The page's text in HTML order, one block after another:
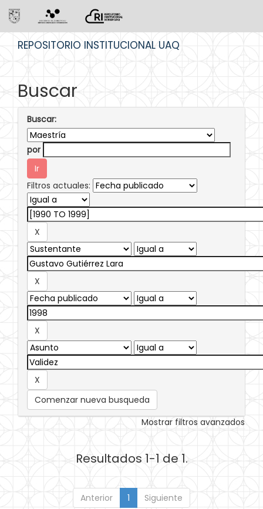
REPOSITORIO INSTITUCIONAL UAQ
Buscar
Buscar:
por
Filtros actuales:
Comenzar nueva busqueda
Mostrar filtros avanzados
Resultados 1-1 de 1.
Anterior 1 Siguiente